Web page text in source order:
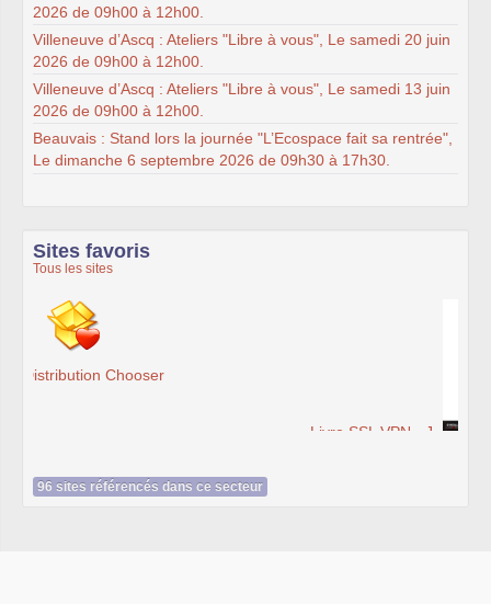
2026 de 09h00 à 12h00.
Villeneuve d’Ascq : Ateliers "Libre à vous", Le samedi 20 juin
2026 de 09h00 à 12h00.
Villeneuve d’Ascq : Ateliers "Libre à vous", Le samedi 13 juin
2026 de 09h00 à 12h00.
Beauvais : Stand lors la journée "L’Ecospace fait sa rentrée",
Le dimanche 6 septembre 2026 de 09h30 à 17h30.
Sites favoris
Tous les sites
Livre SSL VPN - J. Steinberg, T. Speed - Accès Web et